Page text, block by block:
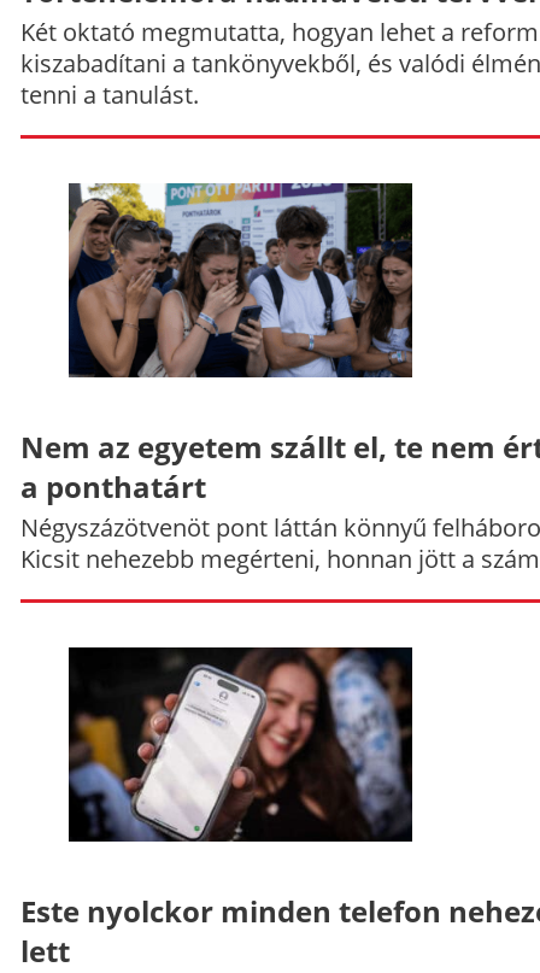
Két oktató megmutatta, hogyan lehet a
kiszabadítani a tankönyvekből, és valódi
tenni a tanulást.
Nem az egyetem szállt el, te nem
a ponthatárt
Négyszázötvenöt pont láttán könnyű
Kicsit nehezebb megérteni, honnan jött a
Este nyolckor minden telefon
lett